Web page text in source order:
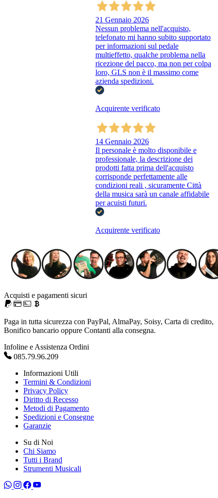
21 Gennaio 2026
Nessun problema nell'acquisto,
telefonato mi hanno subito supportato
per informazioni sul pedale
multieffetto, qualche problema nella
ricezione del pacco, ma non per colpa
loro, GLS non è il massimo come
azienda spedizioni.
Acquirente verificato
14 Gennaio 2026
Il personale è molto disponibile e
professionale, la descrizione dei
prodotti fatta prima dell'acquisto
corrisponde perfettamente alle
condizioni reali , sicuramente Città
della musica sarà un canale affidabile
per acuisti futuri.
Acquirente verificato
Acquisti e pagamenti sicuri
Paga in tutta sicurezza con PayPal, AlmaPay, Soisy, Carta di credito,
Bonifico bancario oppure Contanti alla consegna.
Infoline e Assistenza Ordini
085.79.96.209
Informazioni Utili
Termini & Condizioni
Privacy Policy
Diritto di Recesso
Metodi di Pagamento
Spedizioni e Consegne
Garanzie
Su di Noi
Chi Siamo
Tutti i Brand
Strumenti Musicali